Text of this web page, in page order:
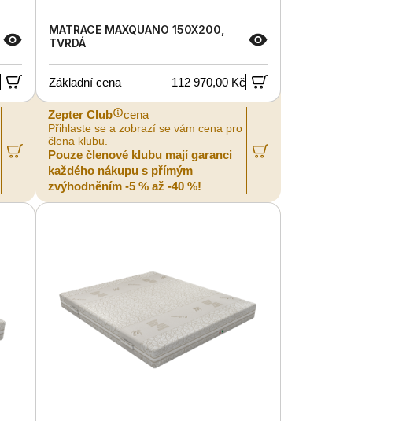
MATRACE MAXQUANO 150X200,
TVRDÁ
Základní cena 112 970,00 Kč
Zepter Club cena
Přihlaste se a zobrazí se vám cena pro
člena klubu.
Pouze členové klubu mají garanci
každého nákupu s přímým
zvýhodněním -5 % až -40 %!